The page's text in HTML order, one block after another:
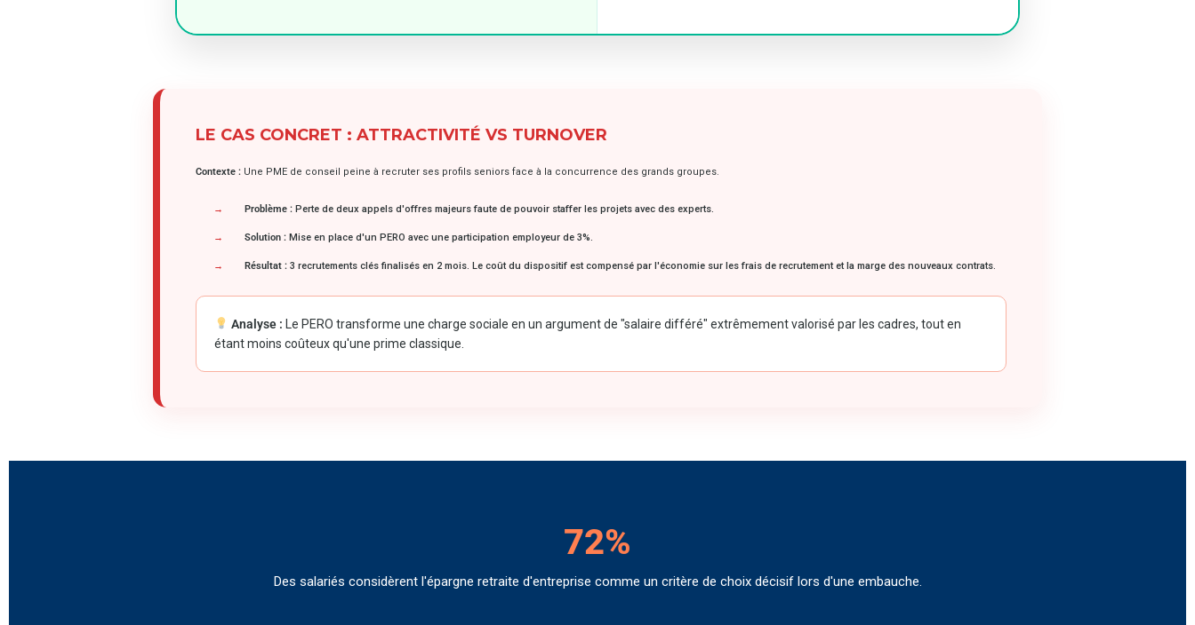
LE CAS CONCRET : ATTRACTIVITÉ VS TURNOVER
Contexte : Une PME de conseil peine à recruter ses profils seniors face à la concurrence des grands groupes.
Problème : Perte de deux appels d'offres majeurs faute de pouvoir staffer les projets avec des experts.
Solution : Mise en place d'un PERO avec une participation employeur de 3%.
Résultat : 3 recrutements clés finalisés en 2 mois. Le coût du dispositif est compensé par l'économie sur les frais de recrutement et la marge des nouveaux contrats.
Analyse : Le PERO transforme une charge sociale en un argument de "salaire différé" extrêmement valorisé par les cadres, tout en
étant moins coûteux qu'une prime classique.
72%
Des salariés considèrent l'épargne retraite d'entreprise comme un critère de choix décisif lors d'une embauche.